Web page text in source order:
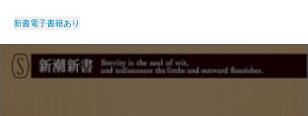
新書電子書籍あり